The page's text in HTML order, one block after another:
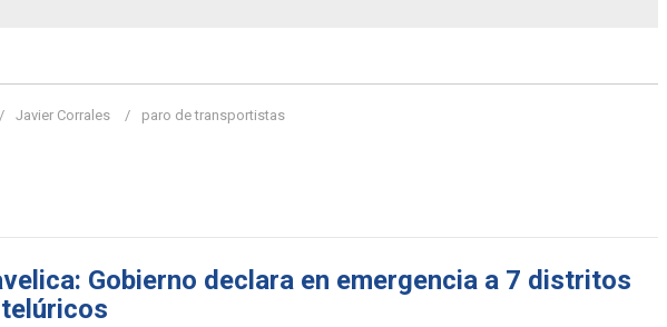
Javier Corrales paro de transportistas
Gobierno declara en emergencia a 7 distritos